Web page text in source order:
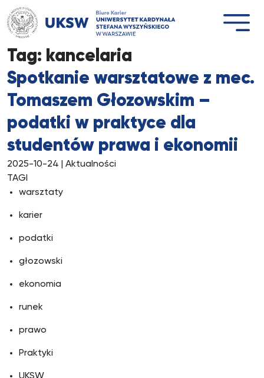
Przejdź
do
treści
Tag: kancelaria
Spotkanie warsztatowe z mec.
Tomaszem Głozowskim –
podatki w praktyce dla
studentów prawa i ekonomii
2025-10-24 | Aktualności
TAGI
warsztaty
karier
podatki
głozowski
ekonomia
runek
prawo
Praktyki